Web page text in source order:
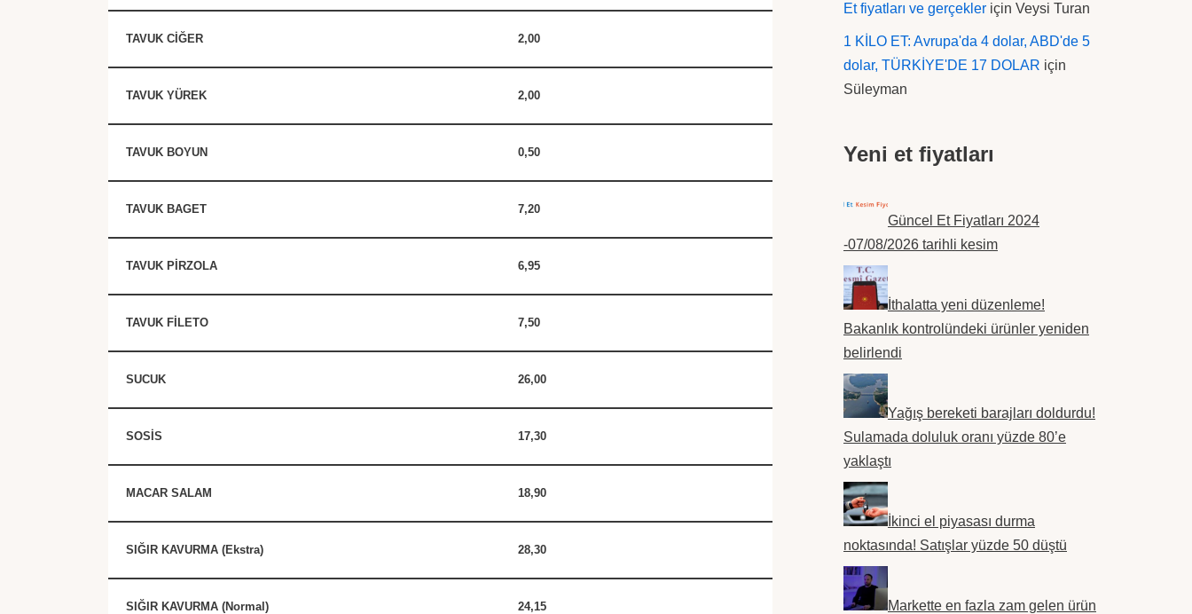
TAVUK CİĞER 2,00
TAVUK YÜREK 2,00
TAVUK BOYUN 0,50
TAVUK BAGET 7,20
TAVUK PİRZOLA 6,95
TAVUK FİLETO 7,50
SUCUK 26,00
SOSİS 17,30
MACAR SALAM 18,90
SIĞIR KAVURMA (Ekstra) 28,30
SIĞIR KAVURMA (Normal) 24,15
Et fiyatları ve gerçekler için Veysi Turan
1 KİLO ET: Avrupa'da 4 dolar, ABD'de 5
dolar, TÜRKİYE'DE 17 DOLAR için
Süleyman
Yeni et fiyatları
Güncel Et Fiyatları 2024
-07/08/2026 tarihli kesim
İthalatta yeni düzenleme!
Bakanlık kontrolündeki ürünler yeniden
belirlendi
Yağış bereketi barajları doldurdu!
Sulamada doluluk oranı yüzde 80’e
yaklaştı
İkinci el piyasası durma
noktasında! Satışlar yüzde 50 düştü
Markette en fazla zam gelen ürün